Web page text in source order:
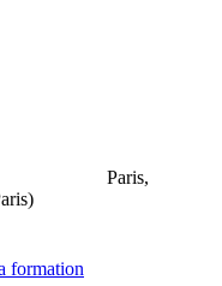
Paris,
formation